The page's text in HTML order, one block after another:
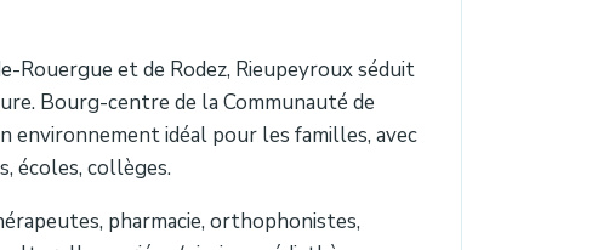
Rouergue et de Rodez, Rieupeyroux séduit
Bourg-centre de la Communauté de
environnement idéal pour les familles, avec
écoles, collèges.
pharmacie, orthophonistes,